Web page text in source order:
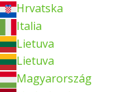
Hrvatska
Italia
Lietuva
Lietuva
Magyarország